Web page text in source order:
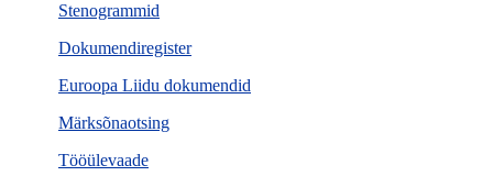
Stenogrammid
Dokumendiregister
Euroopa Liidu dokumendid
Märksõnaotsing
Tööülevaade